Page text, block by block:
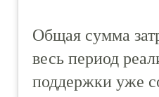
Общая сумма
весь период
поддержки уже